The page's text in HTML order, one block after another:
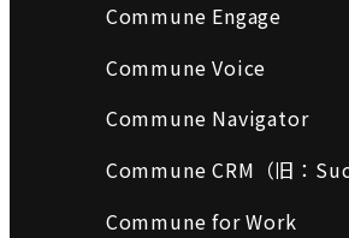
Commune Engage
Commune Voice
Commune Navigator
Commune CRM（旧：
Commune for Work